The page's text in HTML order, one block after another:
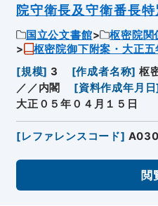
院守衛長及守衛番長
国立公文書館 枢密院関
枢密院御下附案・大正
[規模] 3 [作成者名称] 枢
／／内閣
[資料作成年月日
大正０５年０４月１５日
[レファレンスコード]
閲